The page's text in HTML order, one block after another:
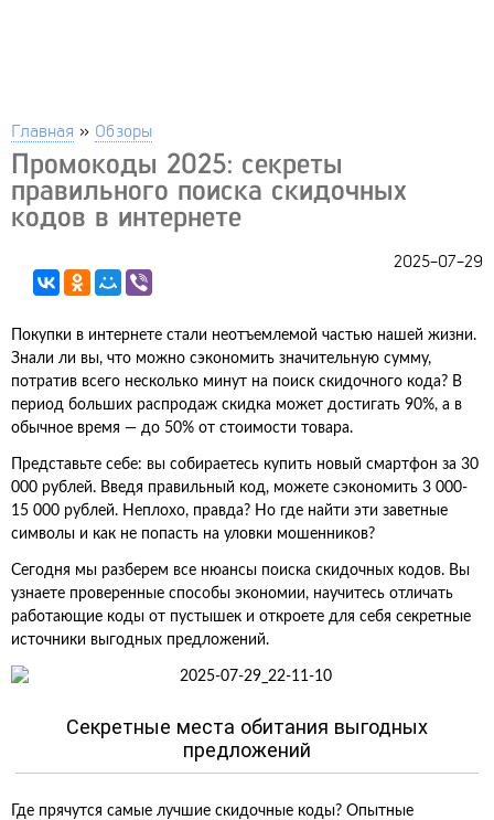
Главная » Обзоры
Промокоды 2025: секреты
правильного поиска скидочных
кодов в интернете
2025-07-29
Покупки в интернете стали неотъемлемой частью нашей жизни.
Знали ли вы, что можно сэкономить значительную сумму,
потратив всего несколько минут на поиск скидочного кода? В
период больших распродаж скидка может достигать 90%, а в
обычное время — до 50% от стоимости товара.
Представьте себе: вы собираетесь купить новый смартфон за 30
000 рублей. Введя правильный код, можете сэкономить 3 000-
15 000 рублей. Неплохо, правда? Но где найти эти заветные
символы и как не попасть на уловки мошенников?
Сегодня мы разберем все нюансы поиска скидочных кодов. Вы
узнаете проверенные способы экономии, научитесь отличать
работающие коды от пустышек и откроете для себя секретные
источники выгодных предложений.
Секретные места обитания выгодных
предложений
Где прячутся самые лучшие скидочные коды? Опытные